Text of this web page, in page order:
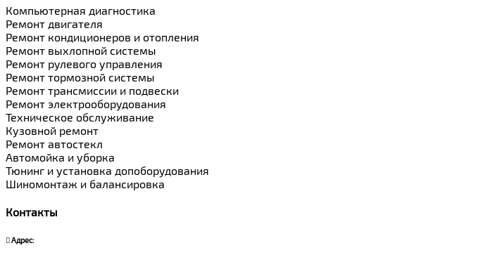
Компьютерная диагностика
Ремонт двигателя
Ремонт кондиционеров и отопления
Ремонт выхлопной системы
Ремонт рулевого управления
Ремонт тормозной системы
Ремонт трансмиссии и подвески
Ремонт электрооборудования
Техническое обслуживание
Кузовной ремонт
Ремонт автостекл
Автомойка и уборка
Тюнинг и установка допоборудования
Шиномонтаж и балансировка
Контакты
Адрес: